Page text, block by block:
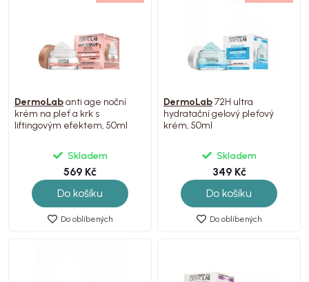
DermoLabanti age noční
krém na pleť a krk s
liftingovým efektem, 50ml
Skladem
569 Kč
Do košíku
Do oblíbených
DermoLab72H ultra
hydratační gelový pleťový
krém, 50ml
Skladem
349 Kč
Do košíku
Do oblíbených